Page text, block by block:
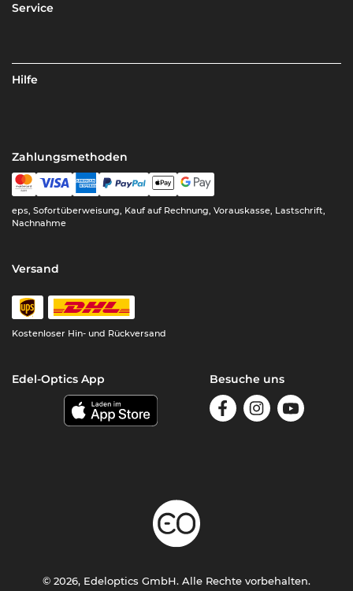
Service
Hilfe
Zahlungsmethoden
eps, Sofortüberweisung, Kauf auf Rechnung, Vorauskasse, Lastschrift,
Nachnahme
Versand
Kostenloser Hin- und Rückversand
Edel-Optics App Besuche uns
© 2026, Edeloptics GmbH. Alle Rechte vorbehalten.